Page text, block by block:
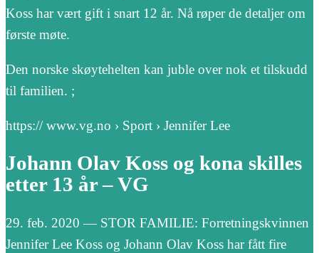
Koss har vært gift i snart 12 år. Nå røper de detaljer om
første møte.
Den norske skøytehelten kan juble over nok et tilskudd
til familien. ;
https:// www.vg.no › Sport › Jennifer Lee
Johann Olav Koss og kona skilles
etter 13 år – VG
29. feb. 2020 — STOR FAMILIE: Forretningskvinnen
Jennifer Lee Koss og Johann Olav Koss har fått fire